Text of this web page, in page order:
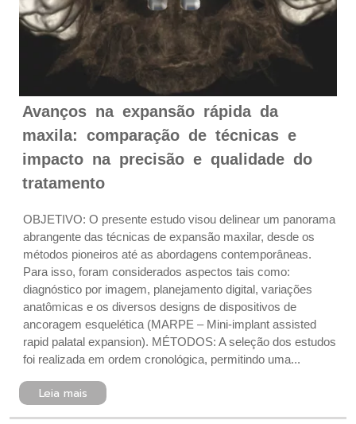
Avanços na expansão rápida da
maxila: comparação de técnicas e
impacto na precisão e qualidade do
tratamento
OBJETIVO: O presente estudo visou delinear um panorama
abrangente das técnicas de expansão maxilar, desde os
métodos pioneiros até as abordagens contemporâneas.
Para isso, foram considerados aspectos tais como:
diagnóstico por imagem, planejamento digital, variações
anatômicas e os diversos designs de dispositivos de
ancoragem esquelética (MARPE – Mini-implant assisted
rapid palatal expansion). MÉTODOS: A seleção dos estudos
foi realizada em ordem cronológica, permitindo uma...
Leia mais